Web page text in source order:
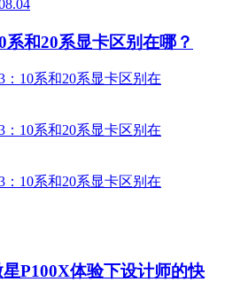
系和20系显卡区别在哪？
P100X体验下设计师的快